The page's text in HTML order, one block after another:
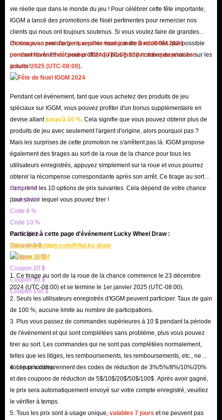
vie réelle que dans le monde du jeu ! Pour célébrer cette fête importante,
IGGM a lancé des promotions de Noël pertinentes pour remercier nos
clients qui nous ont toujours soutenus. Si vous voulez faire de grandes
choses avec peu d'argent, veuillez vous joindre à nous dès que possible
pendant l'événement pour profiter du plus grand nombre de remises sur les
achats !
Ce tirage au sort de la roue porte-bonheur de Noël IGGM 2024
commence le 23 décembre 2024 (UTC-08:00) et dure jusqu'au 1er
janvier 2025 (UTC-08:00).
Pendant cet événement, tant que vous achetez des produits de jeu
spéciaux sur IGGM, vous pouvez profiter d'un bonus supplémentaire en
devise allantjusqu'à 10 % . Cela signifie que vous pouvez obtenir plus de
produits de jeu avec seulement l'argent d'origine, alors pourquoi pas ?
Mais les surprises de cette promotion ne s'arrêtent pas là. IGGM propose
également des tirages au sort de la roue de la chance pour tous les
utilisateurs enregistrés, appuyez simplement sur la roue et vous pourrez
obtenir la récompense correspondante après son arrêt. Ce tirage au sort
comprend les 10 options de prix suivantes. Cela dépend de votre chance
pour savoir lequel vous pouvez tirer !
Code 3 %
Code 5 %
Code 8 %
Code 10 %
Code 20 %
Coupon 5 $
Coupon 10 $
Coupon 20 $
Coupon 50 $
Coupon 100 $
Participez à cette page d'événement Lucky Wheel Draw :
https://www.iggm.com/fr/lucky-draw
1. Ce tirage au sort de la roue de la chance commence le 23 décembre
2024 (UTC-08:00) et se termine le 1er janvier 2025 (UTC-08:00).
2. Seuls les utilisateurs enregistrés d'IGGM peuvent participer. Taux de gain
de 100 %, aucune limite au nombre de participations.
3. Plus vous passez de commandes supérieures à 10 $ pendant la période
de l'événement et qui sont complétées sans problème, plus vous pouvez
tirer au sort. Les commandes qui ne sont pas complétées normalement,
telles que les litiges, les remboursements, les remboursements, etc., ne
sont pas valides.
4. Les prix comprennent des codes de réduction de 3%/5%/8%/10%/20%
et des coupons de réduction de 5$/10$/20$/50$/100$. Après avoir gagné,
le prix sera automatiquement envoyé sur votre compte enregistré, veuillez
le vérifier à temps.
5. Tous les prix sont à usage unique, valables 7 jours et ne peuvent pas